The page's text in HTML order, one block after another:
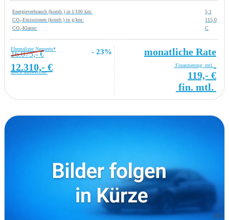
Energieverbrauch (komb.) in l/100 km:
5,1
CO₂-Emissionen (komb.) in g/km:
115,0
CO₂-Klasse:
C
Ehemaliger Neupreis*
16.075,- € - 23%
12.310,- €
MwSt ausweisbar
monatliche Rate
Finanzierung: mtl.
119,- €
fin. mtl.